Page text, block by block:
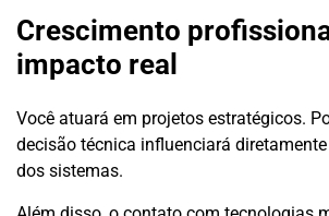
Crescimento
impacto real
Você atuará em projetos estratégicos.
decisão técnica influenciará
dos sistemas.